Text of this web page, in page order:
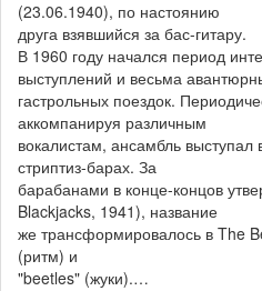
(23.06.1940), по настоянию
друга взявшийся за бас-гитару.
В 1960 году начался период
выступлений и весьма
гастрольных поездок.
аккомпанируя различным
вокалистам, ансамбль выступал
стриптиз-барах. За
барабанами в конце-концов
Blackjacks, 1941), название
же трансформировалось в The
(ритм) и
"beetles" (жуки).…